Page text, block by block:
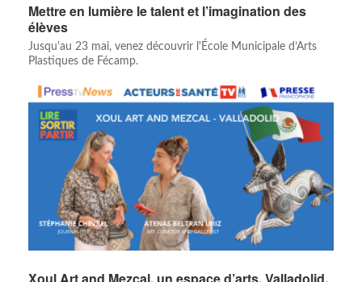
Mettre en lumière le talent et l’imagination des
élèves
Jusqu'au 23 mai, venez découvrir l'École Municipale d’Arts
Plastiques de Fécamp.